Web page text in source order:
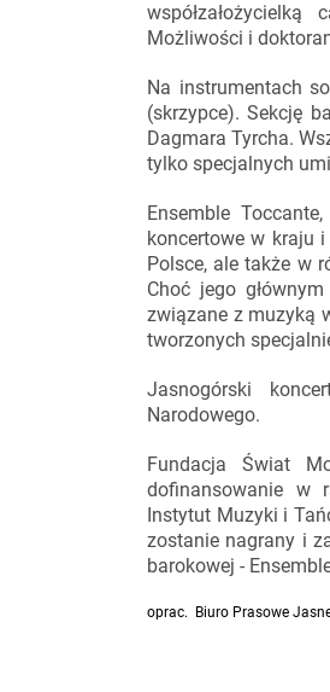
Możliwości i
Na instrumentach
(skrzypce). Sekcję
Dagmara Tyrcha.
tylko specjalnych
Ensemble
koncertowe w kraju
Polsce, ale także w
Choć jego
związane z muzyką
tworzonych
Jasnogórski
Narodowego.
Fundacja Świat
dofinansowanie w
Instytut Muzyki i
zostanie nagrany i
barokowej -
oprac. Biuro Prasowe